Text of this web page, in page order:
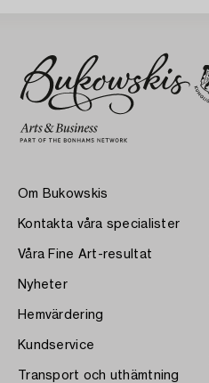
Om Bukowskis
Kontakta våra specialister
Våra Fine Art-resultat
Nyheter
Hemvärdering
Kundservice
Transport och uthämtning